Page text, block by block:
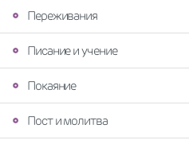
Переживания
Писание и учение
Покаяние
Пост и молитва